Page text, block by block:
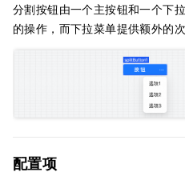
分割按钮由一个主按钮和一个下
的操作，而下拉菜单提供额外的
配置项